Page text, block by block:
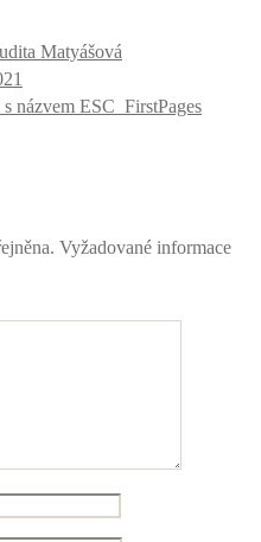
Matyášová
názvem ESC_FirstPages
Vyžadované informace